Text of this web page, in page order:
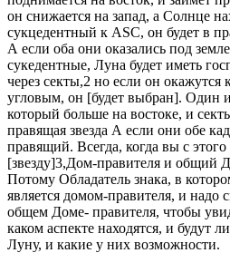
он снижается на запад, а Солнце
сукцедентный к ASC, он будет в
А если оба они оказались под
сукедентные, Луна будет иметь
через секты,2 но если он
угловым, он [будет выбран]. Один
который больше на востоке, и
правящая звезда А если они обе
правящий. Всегда, когда вы с
[звезду]3,Дом-правителя и общий
Потому Обладатель знака, в
является домом-правителя, и надо
общем Доме- правителя, чтобы
каком аспекте находятся, и будут
Луну, и какие у них возможности.